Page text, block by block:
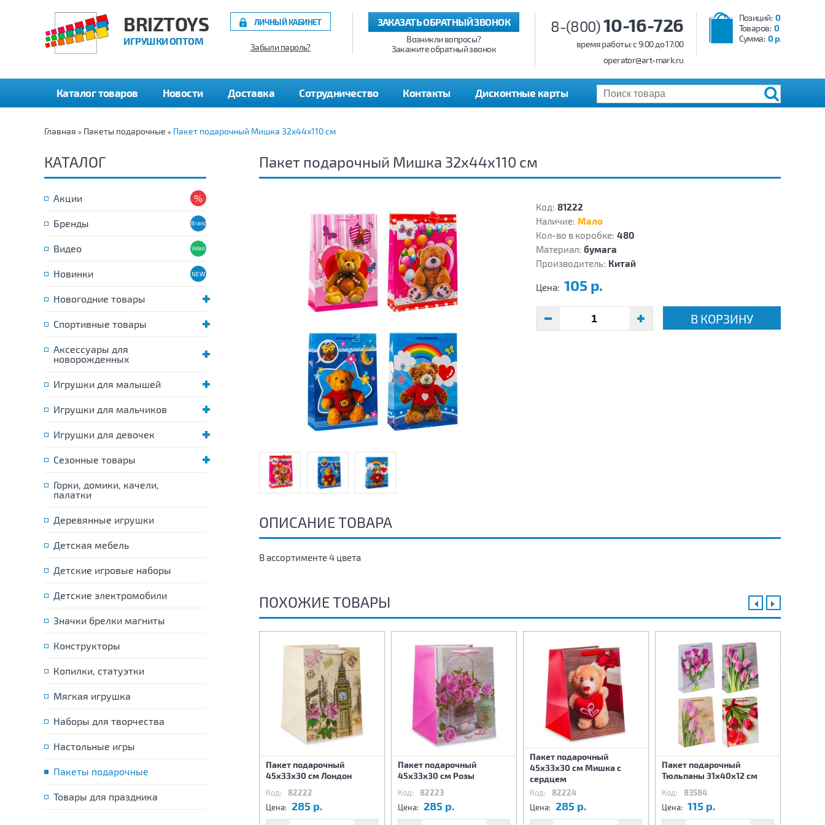
BRIZTOYS
ИГРУШКИ ОПТОМ
Позиций: 0
Товаров: 0
Сумма: 0 р.
8-(800)10-16-726
время работы: c 9:00 до 17:00
operator@art-mark.ru
ЗАКАЗАТЬ ОБРАТНЫЙ ЗВОНОК
Возникли вопросы?
Закажите обратный звонок
ЛИЧНЫЙ КАБИНЕТ
Забыли пароль?
Каталог товаров Новости Доставка Сотрудничество Контакты Дисконтные карты
Главная » Пакеты подарочные » Пакет подарочный Мишка 32х44х110 см
КАТАЛОГ
Акции
Бренды
Видео
Новинки
Новогодние товары
Спортивные товары
Аксессуары для
новорожденных
Игрушки для малышей
Игрушки для мальчиков
Игрушки для девочек
Сезонные товары
Горки, домики, качели,
палатки
Деревянные игрушки
Детская мебель
Детские игровые наборы
Детские электромобили
Значки брелки магниты
Конструкторы
Копилки, статуэтки
Мягкая игрушка
Наборы для творчества
Настольные игры
Пакеты подарочные
Товары для праздника
Пакет подарочный Мишка 32х44х110 см
Код: 81222
Наличие: Мало
Кол-во в коробке: 480
Материал: бумага
Производитель: Китай
Цена: 105 р.
В КОРЗИНУ
ОПИСАНИЕ ТОВАРА
В ассортименте 4 цвета
ПОХОЖИЕ ТОВАРЫ
Лаванда 31х40х12 см
31х40х12 см
Пакет подарочный
45х33х30 см Лондон
Код: 82222
Цена: 285 р.
Пакет подарочный
45х33х30 см Розы
Код: 82223
Цена: 285 р.
Пакет подарочный
45х33х30 см Мишка с
сердцем
Код: 82224
Цена: 285 р.
Пакет подарочный
Тюльпаны 31х40х12 см
Код: 83584
Цена: 115 р.